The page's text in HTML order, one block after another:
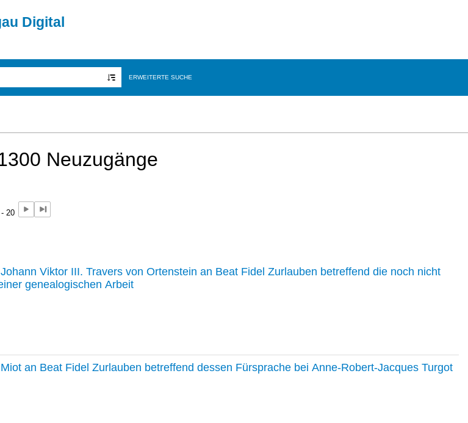
Digital
ERWEITERTE SUCHE
Neuzugänge
- 20
Viktor III. Travers von Ortenstein an Beat Fidel Zurlauben betreffend die noch nicht
genealogischen Arbeit
an Beat Fidel Zurlauben betreffend dessen Fürsprache bei Anne-Robert-Jacques Turgot